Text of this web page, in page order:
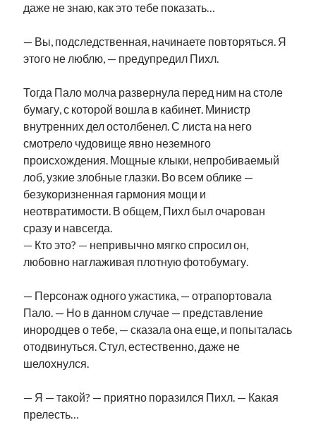
даже не знаю, как это тебе показать…
— Вы, подследственная, начинаете повторяться. Я
этого не люблю, — предупредил Пихл.
Тогда Пало молча развернула перед ним на столе
бумагу, с которой вошла в кабинет. Министр
внутренних дел остолбенел. С листа на него
смотрело чудовище явно неземного
происхождения. Мощные клыки, непробиваемый
лоб, узкие злобные глазки. Во всем облике —
безукоризненная гармония мощи и
неотвратимости. В общем, Пихл был очарован
сразу и навсегда.
— Кто это? — непривычно мягко спросил он,
любовно наглаживая плотную фотобумагу.
— Персонаж одного ужастика, — отрапортовала
Пало. — Но в данном случае — представление
инородцев о тебе, — сказала она еще, и попыталась
отодвинуться. Стул, естественно, даже не
шелохнулся.
— Я — такой? — приятно поразился Пихл. — Какая
прелесть…